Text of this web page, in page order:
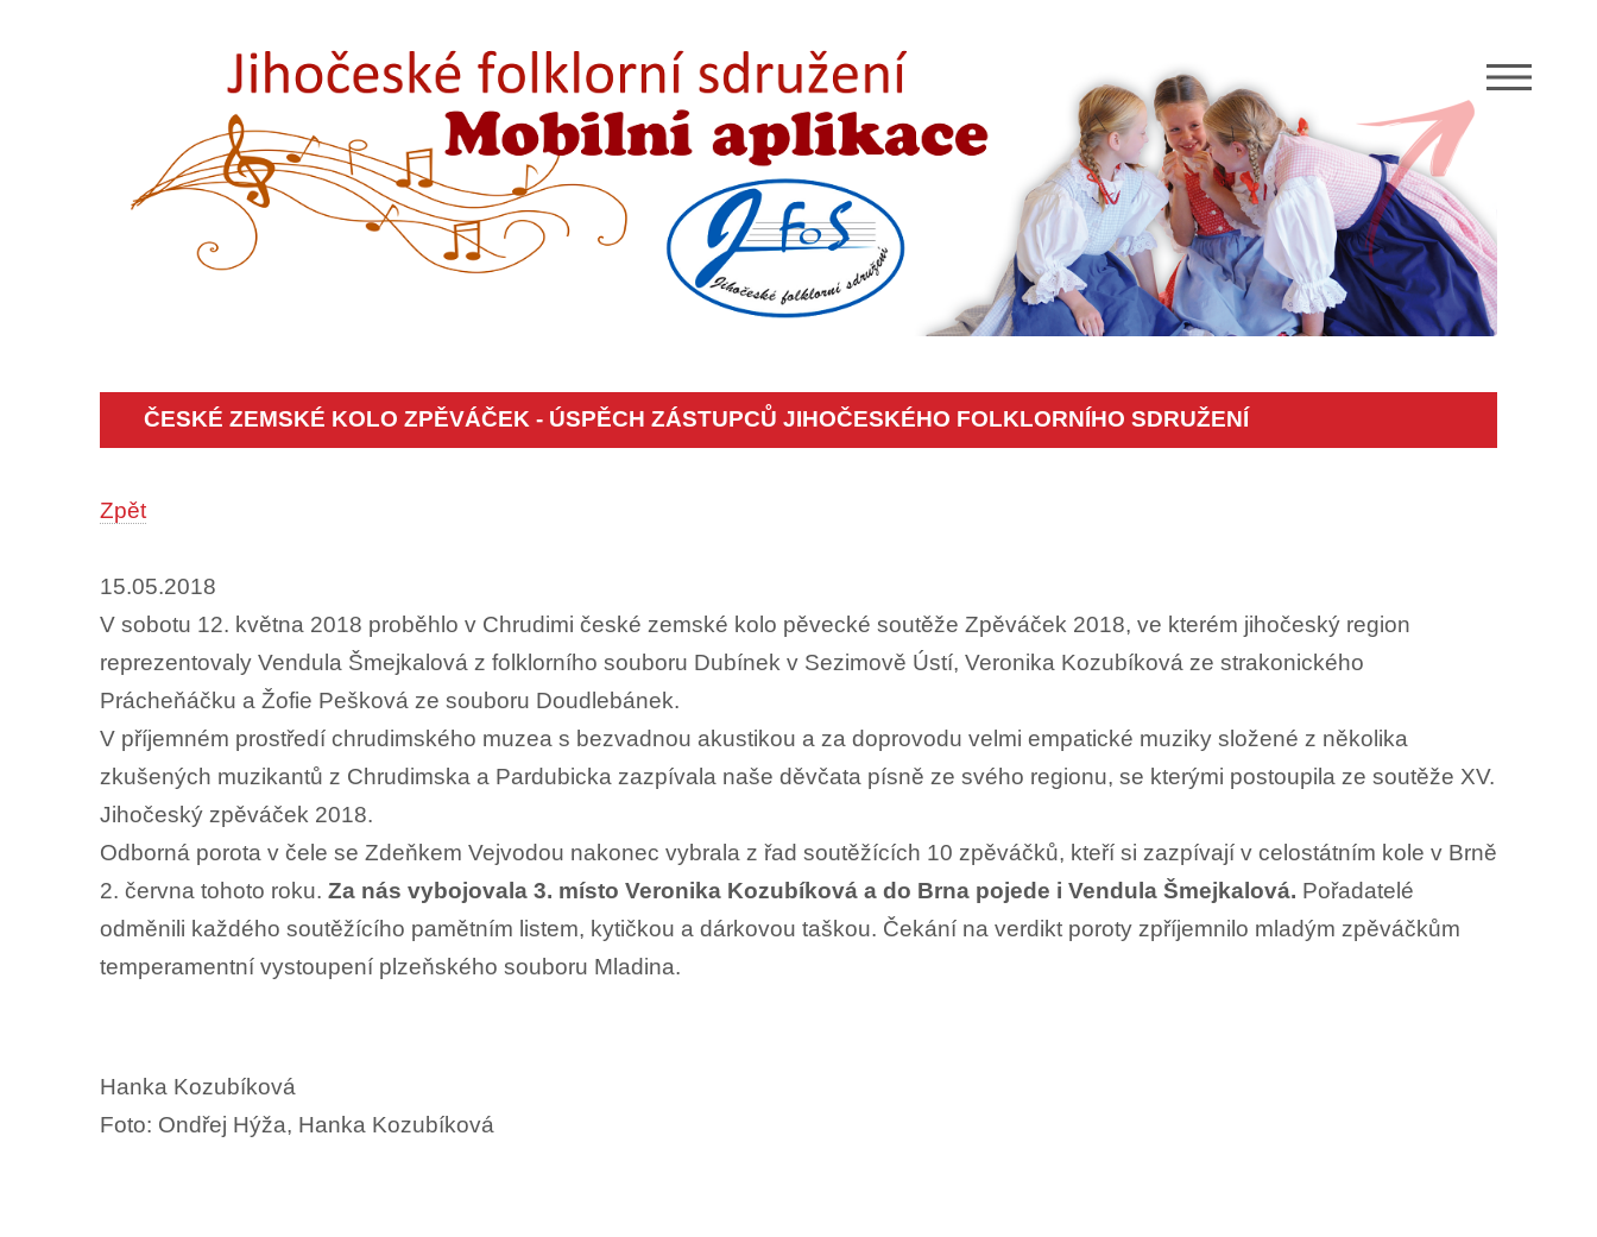
ČESKÉ ZEMSKÉ KOLO ZPĚVÁČEK - ÚSPĚCH ZÁSTUPCŮ JIHOČESKÉHO FOLKLORNÍHO SDRUŽENÍ
Zpět
15.05.2018
V sobotu 12. května 2018 proběhlo v Chrudimi české zemské kolo pěvecké soutěže Zpěváček 2018, ve kterém jihočeský region
reprezentovaly Vendula Šmejkalová z folklorního souboru Dubínek v Sezimově Ústí, Veronika Kozubíková ze strakonického
Prácheňáčku a Žofie Pešková ze souboru Doudlebánek.
V příjemném prostředí chrudimského muzea s bezvadnou akustikou a za doprovodu velmi empatické muziky složené z několika
zkušených muzikantů z Chrudimska a Pardubicka zazpívala naše děvčata písně ze svého regionu, se kterými postoupila ze soutěže XV.
Jihočeský zpěváček 2018.
Odborná porota v čele se Zdeňkem Vejvodou nakonec vybrala z řad soutěžících 10 zpěváčků, kteří si zazpívají v celostátním kole v Brně
2. června tohoto roku. Za nás vybojovala 3. místo Veronika Kozubíková a do Brna pojede i Vendula Šmejkalová. Pořadatelé
odměnili každého soutěžícího pamětním listem, kytičkou a dárkovou taškou. Čekání na verdikt poroty zpříjemnilo mladým zpěváčkům
temperamentní vystoupení plzeňského souboru Mladina.
Hanka Kozubíková
Foto: Ondřej Hýža, Hanka Kozubíková